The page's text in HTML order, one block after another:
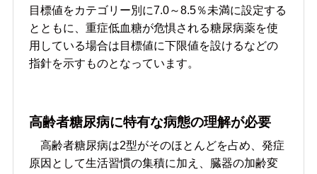
目標値をカテゴリー別に7.0～8.5％未満に設定する
とともに、重症低血糖が危惧される糖尿病薬を使
用している場合は目標値に下限値を設けるなどの
指針を示すものとなっています。
高齢者糖尿病に特有な病態の理解が必要
高齢者糖尿病は2型がそのほとんどを占め、発症
原因として生活習慣の集積に加え、臓器の加齢変